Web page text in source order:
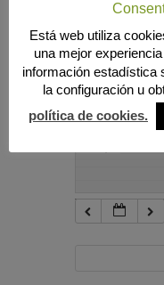
9:00 pm
10:00 pm
Está web utiliza
una mejor
información estadística
la configuración u
política de cookies.